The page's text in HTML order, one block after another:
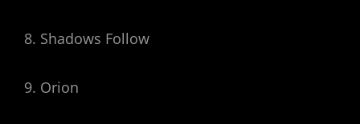
8. Shadows Follow
9. Orion